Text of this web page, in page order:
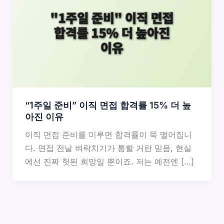
“1주일 준비” 이직 면접 합격률 15% 더 높
아진 이유
이직 면접 준비를 미루면 합격률이 뚝 떨어집니
다. 면접 전날 벼락치기가 통할 거란 믿음, 현실
에선 진짜 헛된 희망일 뿐이죠. 저는 예전엔 […]